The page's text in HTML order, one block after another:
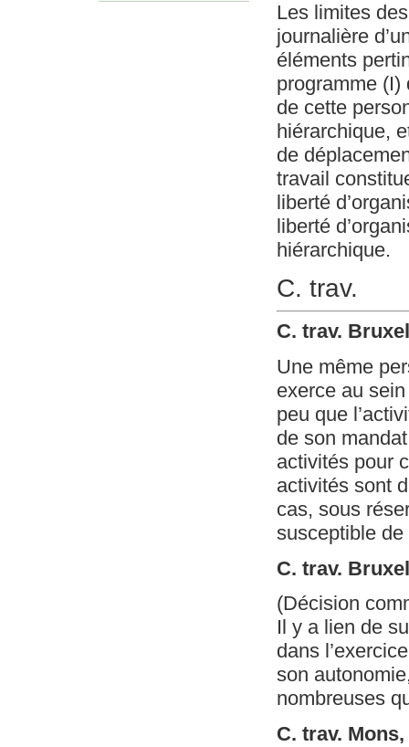
Les limites
journalière
éléments
programme (I)
de cette
hiérarchique,
de
travail
liberté
liberté
hiérarchique.
C. trav.
C. trav.
Une même
exerce au
peu que
de son
activités pour
activités sont
cas, sous
susceptible
C. trav.
(Décision
Il y a lien de
dans
son
nombreuses
C. trav.